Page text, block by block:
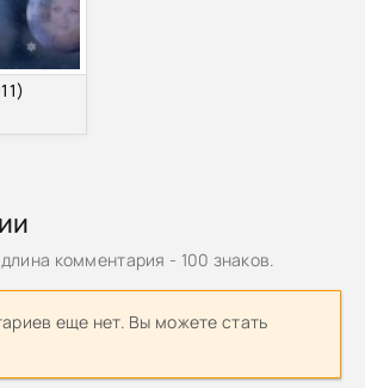
комментария - 100 знаков.
еще нет. Вы можете стать